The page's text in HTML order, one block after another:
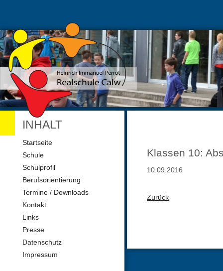
Klassen 10:
10.09.2016
Zurück
INHALT
Navigation
Startseite
Schule
Schulprofil
Berufsorientierung
Termine / Downloads
Kontakt
Links
Presse
Datenschutz
Impressum